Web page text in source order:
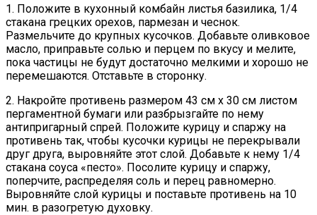
1. Положите в кухонный комбайн листья базилика, 1/4
стакана грецких орехов, пармезан и чеснок.
Размельчите до крупных кусочков. Добавьте оливковое
масло, приправьте солью и перцем по вкусу и мелите,
пока частицы не будут достаточно мелкими и хорошо не
перемешаются. Отставьте в сторонку.
2. Накройте противень размером 43 см х 30 см листом
пергаментной бумаги или разбрызгайте по нему
антипригарный спрей. Положите курицу и спаржу на
противень так, чтобы кусочки курицы не перекрывали
друг друга, выровняйте этот слой. Добавьте к нему 1/4
стакана соуса «песто». Посолите курицу и спаржу,
поперчите, распределяя соль и перец равномерно.
Выровняйте слой курицы и поставьте противень на 10
мин. в разогретую духовку.